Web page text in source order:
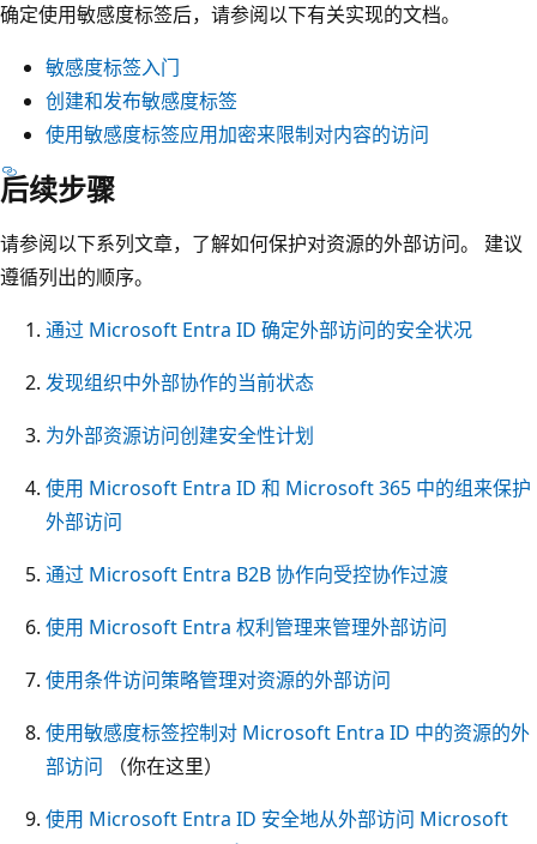
确定使用敏感度标签后，请参阅以下有关实现的文档。
敏感度标签入门
创建和发布敏感度标签
使用敏感度标签应用加密来限制对内容的访问
后续步骤
请参阅以下系列文章，了解如何保护对资源的外部访问。 建议
遵循列出的顺序。
通过 Microsoft Entra ID 确定外部访问的安全状况
发现组织中外部协作的当前状态
为外部资源访问创建安全性计划
使用 Microsoft Entra ID 和 Microsoft 365 中的组来保护
外部访问
通过 Microsoft Entra B2B 协作向受控协作过渡
使用 Microsoft Entra 权利管理来管理外部访问
使用条件访问策略管理对资源的外部访问
使用敏感度标签控制对 Microsoft Entra ID 中的资源的外
部访问 （你在这里）
使用 Microsoft Entra ID 安全地从外部访问 Microsoft